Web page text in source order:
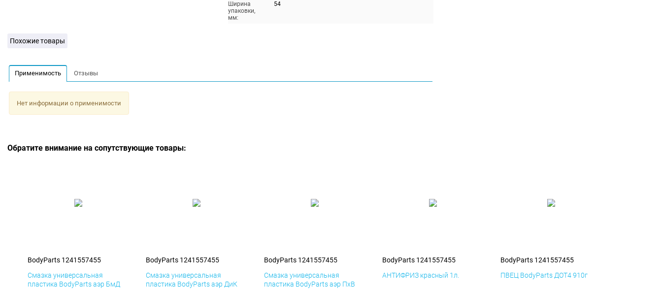
Ширина
упаковки,
мм:
54
Похожие товары
Применимость Отзывы
Нет информации о применимости
Обратите внимание на сопутствующие товары:
BodyParts 1241557455
Смазка универсальная
пластика BodyParts аэр БмД
BodyParts 1241557455
Смазка универсальная
пластика BodyParts аэр ДиК
BodyParts 1241557455
Смазка универсальная
пластика BodyParts аэр ПхВ
BodyParts 1241557455
АНТИФРИЗ красный 1л.
BodyParts 1241557455
ПВЕЦ BodyParts ДОТ4 910г